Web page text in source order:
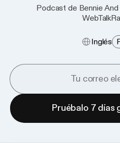
Podcast de Bennie
Inglés
Pruébalo 7 días